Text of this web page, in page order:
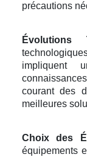
précautions
Évolutions
impliquent
courant des
meilleures
Choix des
équipements